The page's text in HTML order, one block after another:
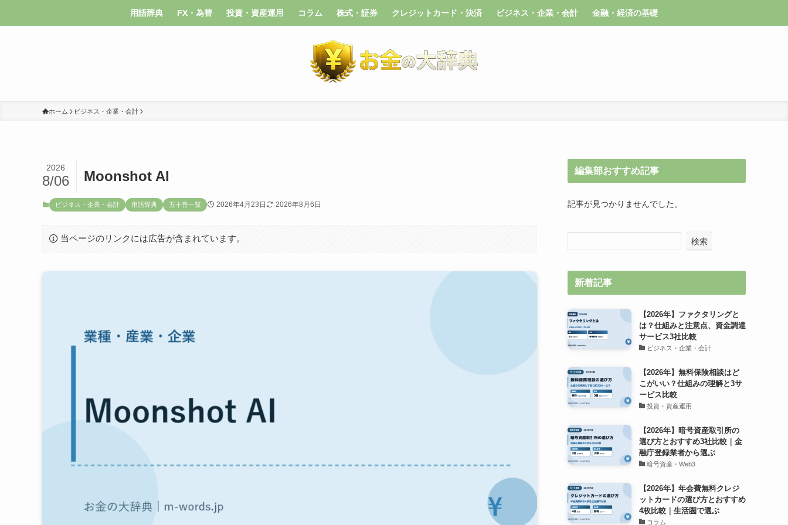
用語辞典 FX・為替 投資・資産運用 コラム 株式・証券 クレジットカード・決済 ビジネス・企業・会計 金融・経済の基礎
ホーム ビジネス・企業・会計
Moonshot AI
2026
8/06
ビジネス・企業・会計 用語辞典 五十音一覧 2026年4月23日 2026年8月6日
当ページのリンクには広告が含まれています。
編集部おすすめ記事
記事が見つかりませんでした。
検索
新着記事
【2026年】ファクタリングと
は？仕組みと注意点、資金調達
サービス3社比較
ビジネス・企業・会計
【2026年】無料保険相談はど
こがいい？仕組みの理解と3サ
ービス比較
投資・資産運用
【2026年】暗号資産取引所の
選び方とおすすめ3社比較｜金
融庁登録業者から選ぶ
暗号資産・Web3
【2026年】年会費無料クレジ
ットカードの選び方とおすすめ
4枚比較｜生活圏で選ぶ
コラム